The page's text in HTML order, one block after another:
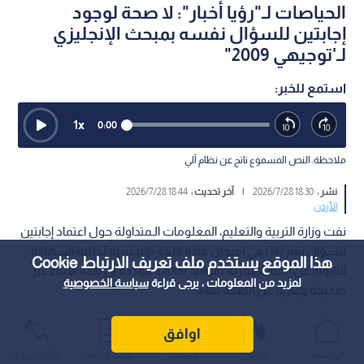
هذا الموقع يستخدم ملف تعريف الارتباط Cookie
لمزيد من المعلومات ، يرجى قراءةسياسة الخصوصية
اوافق
الحياصات لـ"رؤيا أخبار": لا صحة لوجود
إجابتين للسؤال نفسه بمبحث الإنجليزي
لـ'توجيهي 2009"
استمع للخبر:
0:00
1x
ملاحظة: النص المسموع ناتج عن نظام آلي
نشر :18:30 2026/7/28 آخر تحديث :18:44 2026/7/28
الأردن
نفت وزارة التربية والتعليم، المعلومات الـمتداولة حول اعتماد إجابتين
الثانوية عن الفئة العمرية (مواليد 2009)، مؤكدة أن هذه الأنباء غير
صحيحة وعارية عن الصحة تماما.
عواجل المباشر أحدث الأخبار